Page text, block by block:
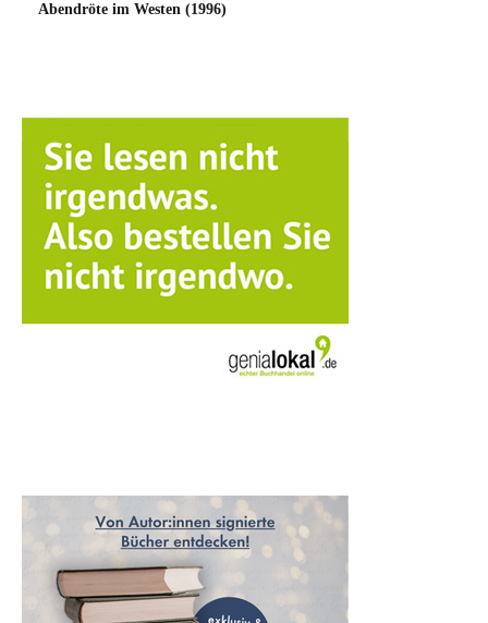
Abendröte im Westen (1996)